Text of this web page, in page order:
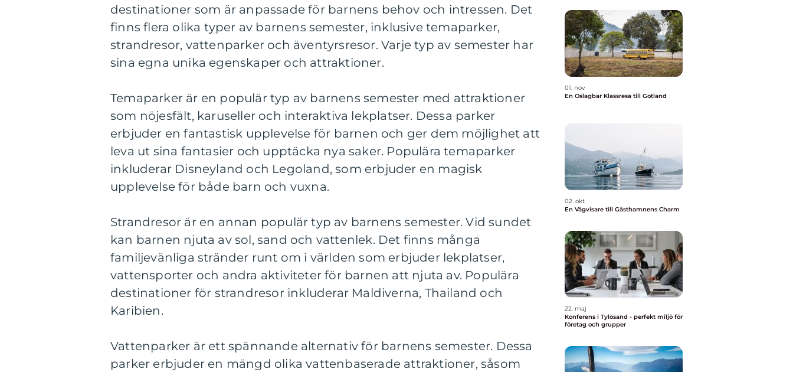
destinationer som är anpassade för barnens behov och intressen. Det
finns flera olika typer av barnens semester, inklusive temaparker,
strandresor, vattenparker och äventyrsresor. Varje typ av semester har
sina egna unika egenskaper och attraktioner.
Temaparker är en populär typ av barnens semester med attraktioner
som nöjesfält, karuseller och interaktiva lekplatser. Dessa parker
erbjuder en fantastisk upplevelse för barnen och ger dem möjlighet att
leva ut sina fantasier och upptäcka nya saker. Populära temaparker
inkluderar Disneyland och Legoland, som erbjuder en magisk
upplevelse för både barn och vuxna.
Strandresor är en annan populär typ av barnens semester. Vid sundet
kan barnen njuta av sol, sand och vattenlek. Det finns många
familjevänliga stränder runt om i världen som erbjuder lekplatser,
vattensporter och andra aktiviteter för barnen att njuta av. Populära
destinationer för strandresor inkluderar Maldiverna, Thailand och
Karibien.
Vattenparker är ett spännande alternativ för barnens semester. Dessa
parker erbjuder en mängd olika vattenbaserade attraktioner, såsom
01. nov
En Oslagbar Klassresa till Gotland
02. okt
En Vägvisare till Gästhamnens Charm
22. maj
Konferens i Tylösand - perfekt miljö för
företag och grupper